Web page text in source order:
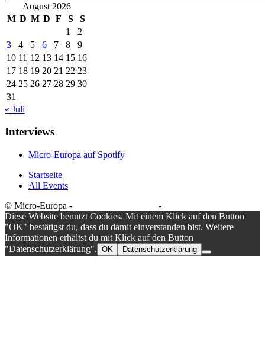
August 2026
M D M D F S
S
1
2
3
4 5 6 7 8
9
10 11 12 13 14 15 16
17 18 19 20 21 22 23
24 25 26 27 28 29 30
31
« Juli
Interviews
Micro-Europa auf Spotify
Startseite
All Events
© Micro-Europa -
-
Diese Website benutzt Cookies. Mit einem Klick auf den Button
"OK" bestätigst du, dass du damit einverstanden bist. Weitere
Informationen erhältst du mit Klick auf den Button
"Datenschutzerklärung". OK Datenschutzerklärung